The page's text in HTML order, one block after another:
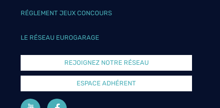
RÉGLEMENT JEUX CONCOURS
LE RÉSEAU EUROGARAGE
REJOIGNEZ NOTRE RÉSEAU
ESPACE ADHÉRENT